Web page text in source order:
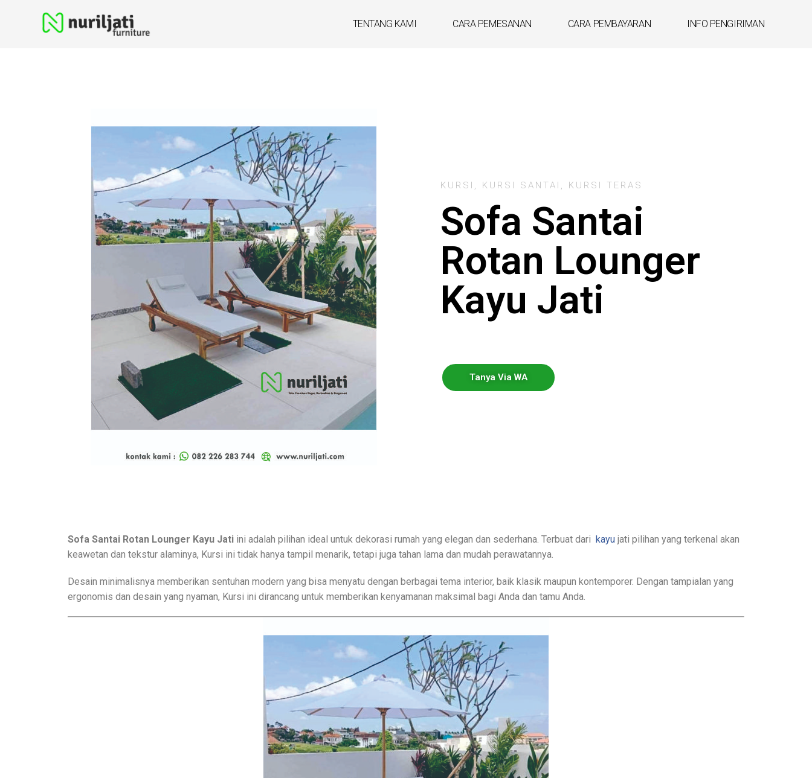
TENTANG KAMI CARA PEMESANAN CARA PEMBAYARAN INFO PENGIRIMAN
KURSI , KURSI SANTAI , KURSI TERAS
Sofa Santai
Rotan Lounger
Kayu Jati
Tanya Via WA
Sofa Santai Rotan Lounger Kayu Jati ini adalah pilihan ideal untuk dekorasi rumah yang elegan dan sederhana. Terbuat dari kayu jati pilihan yang terkenal akan
keawetan dan tekstur alaminya, Kursi ini tidak hanya tampil menarik, tetapi juga tahan lama dan mudah perawatannya.
Desain minimalisnya memberikan sentuhan modern yang bisa menyatu dengan berbagai tema interior, baik klasik maupun kontemporer. Dengan tampialan yang
ergonomis dan desain yang nyaman, Kursi ini dirancang untuk memberikan kenyamanan maksimal bagi Anda dan tamu Anda.